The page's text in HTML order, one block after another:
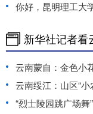
你好，昆明理工大
新华社记者看
云南蒙自：金色小
云南绥江：山区“小
“烈士陵园跳广场